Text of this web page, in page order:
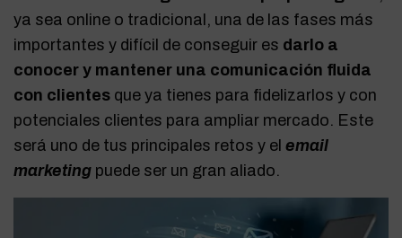
ya sea online o tradicional, una de las fases más
importantes y difícil de conseguir es darlo a
conocer y mantener una comunicación fluida
con clientes que ya tienes para fidelizarlos y con
potenciales clientes para ampliar mercado. Este
será uno de tus principales retos y elemail
marketing puede ser un gran aliado.